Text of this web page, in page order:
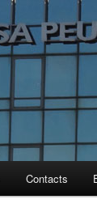
Contacts